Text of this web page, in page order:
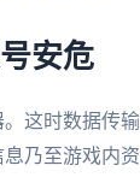
安危
这时数据传
乃至游戏内